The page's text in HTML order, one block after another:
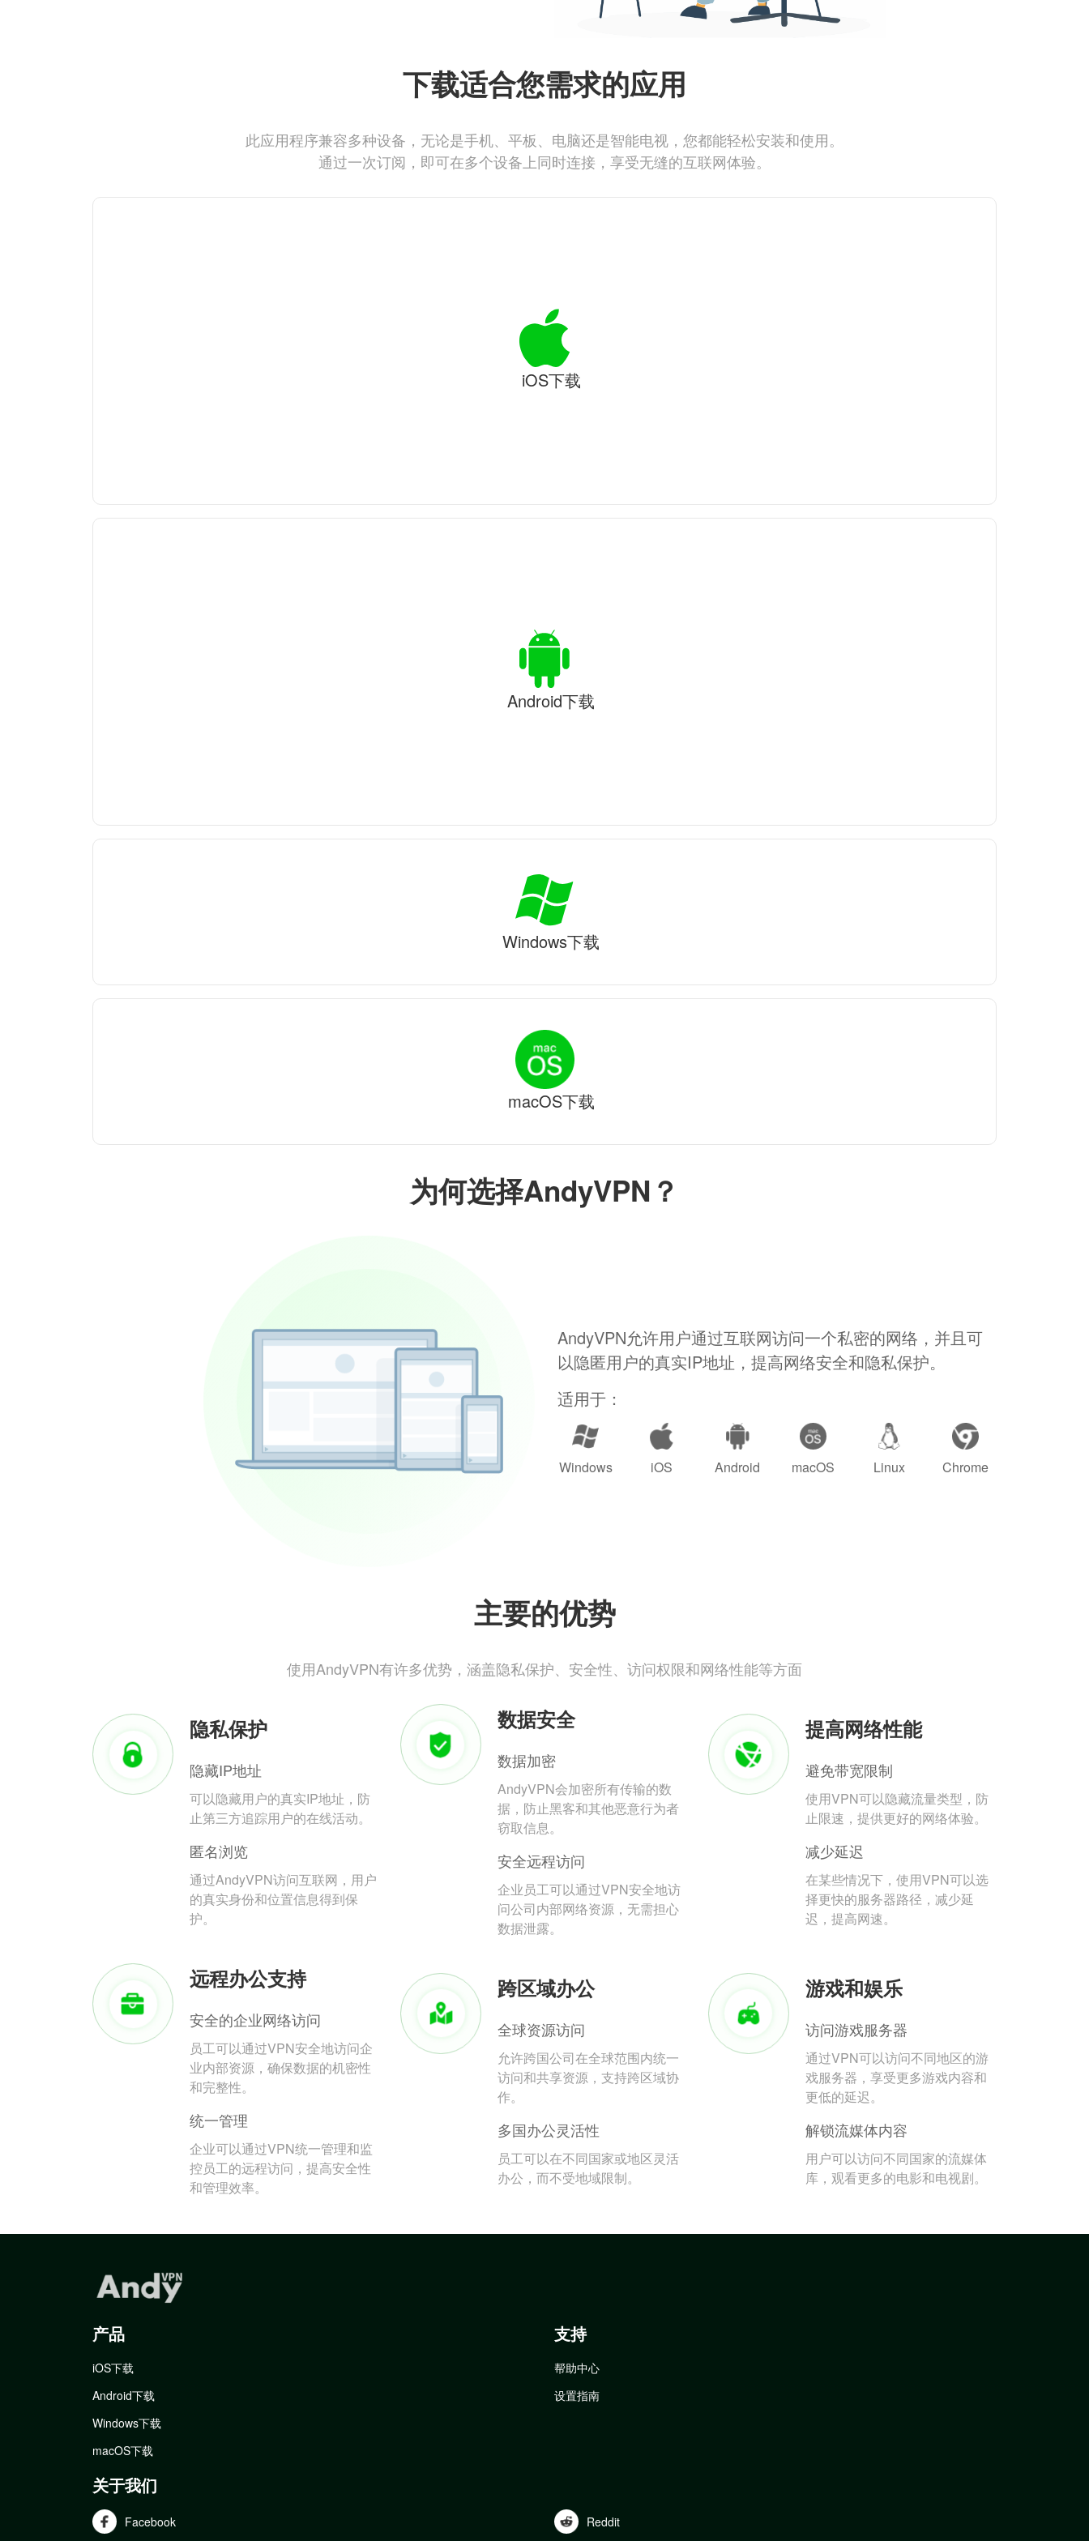
为何选择AndyVPN？
AndyVPN允许用户通过互联网访问一个私密的网络，并且可
以隐匿用户的真实IP地址，提高网络安全和隐私保护。
适用于：
Windows iOS Android macOS Linux Chrome
主要的优势
使用AndyVPN有许多优势，涵盖隐私保护、安全性、访问权限和网络性能等方面
隐私保护
隐藏IP地址
可以隐藏用户的真实IP地址，防
止第三方追踪用户的在线活动。
匿名浏览
通过AndyVPN访问互联网，用户
的真实身份和位置信息得到保
护。
数据安全
数据加密
AndyVPN会加密所有传输的数
据，防止黑客和其他恶意行为者
窃取信息。
安全远程访问
企业员工可以通过VPN安全地访
问公司内部网络资源，无需担心
数据泄露。
提高网络性能
避免带宽限制
使用VPN可以隐藏流量类型，防
止限速，提供更好的网络体验。
减少延迟
在某些情况下，使用VPN可以选
择更快的服务器路径，减少延
迟，提高网速。
远程办公支持
安全的企业网络访问
员工可以通过VPN安全地访问企
业内部资源，确保数据的机密性
和完整性。
统一管理
企业可以通过VPN统一管理和监
控员工的远程访问，提高安全性
和管理效率。
跨区域办公
全球资源访问
允许跨国公司在全球范围内统一
访问和共享资源，支持跨区域协
作。
多国办公灵活性
员工可以在不同国家或地区灵活
办公，而不受地域限制。
游戏和娱乐
访问游戏服务器
通过VPN可以访问不同地区的游
戏服务器，享受更多游戏内容和
更低的延迟。
解锁流媒体内容
用户可以访问不同国家的流媒体
库，观看更多的电影和电视剧。
下载适合您需求的应用
此应用程序兼容多种设备，无论是手机、平板、电脑还是智能电视，您都能轻松安装和使用。
通过一次订阅，即可在多个设备上同时连接，享受无缝的互联网体验。
iOS下载
Android下载
Windows下载
macOS下载
产品
iOS下载
Android下载
Windows下载
macOS下载
支持
帮助中心
设置指南
关于我们
Facebook Reddit